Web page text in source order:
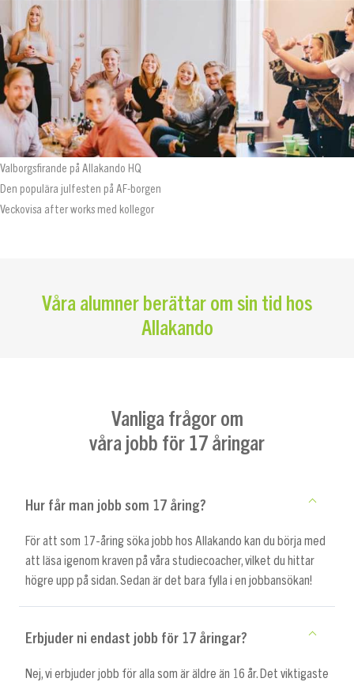
Valborgsfirande på Allakando HQ
Den populära julfesten på AF-borgen
Veckovisa after works med kollegor
Våra alumner berättar om sin tid hos
Allakando
Vanliga frågor om
våra jobb för 17 åringar
Hur får man jobb som 17 åring?
För att som 17-åring söka jobb hos Allakando kan du börja med
att läsa igenom kraven på våra studiecoacher, vilket du hittar
högre upp på sidan. Sedan är det bara fylla i en jobbansökan!
Erbjuder ni endast jobb för 17 åringar?
Nej, vi erbjuder jobb för alla som är äldre än 16 år. Det viktigaste